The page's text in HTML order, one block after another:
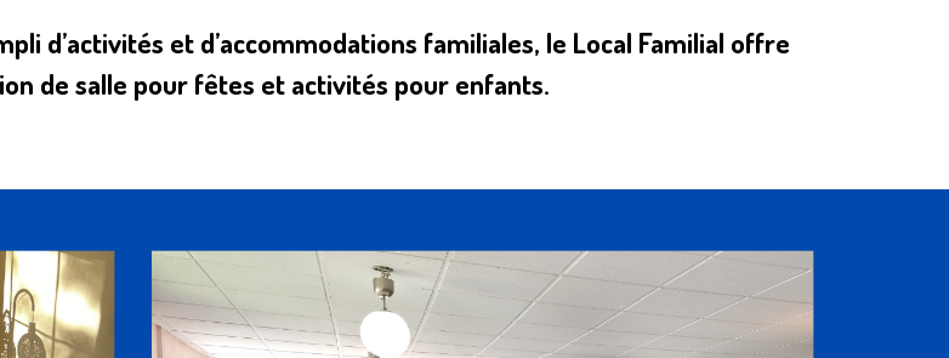
d’activités et d’accommodations familiales, le Local Familial offre
de salle pour fêtes et activités pour enfants.